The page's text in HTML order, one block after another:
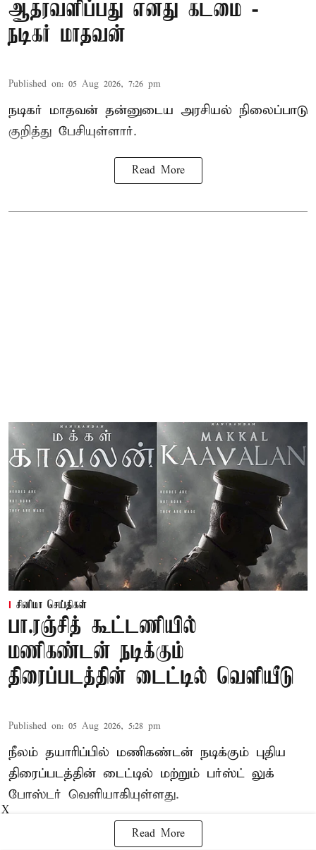
ஆதரவளிப்பது எனது கடமை -
நடிகர் மாதவன்
Published on: 05 Aug 2026, 7:26 pm
நடிகர் மாதவன் தன்னுடைய அரசியல் நிலைப்பாடு
குறித்து பேசியுள்ளார்.
Read More
சினிமா செய்திகள்
பா.ரஞ்சித் கூட்டணியில்
மணிகண்டன் நடிக்கும்
திரைப்படத்தின் டைட்டில் வெளியீடு
Published on: 05 Aug 2026, 5:28 pm
நீலம் தயாரிப்பில் மணிகண்டன் நடிக்கும் புதிய
திரைப்படத்தின் டைட்டில் மற்றும் பர்ஸ்ட் லுக்
போஸ்டர் வெளியாகியுள்ளது.
Read More
X